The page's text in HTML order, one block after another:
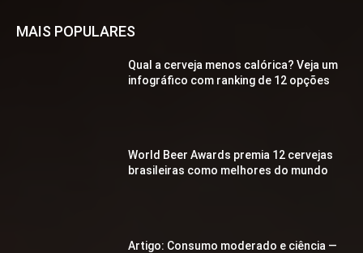
MAIS POPULARES
Qual a cerveja menos calórica? Veja um
infográfico com ranking de 12 opções
World Beer Awards premia 12 cervejas
brasileiras como melhores do mundo
Artigo: Consumo moderado e ciência —